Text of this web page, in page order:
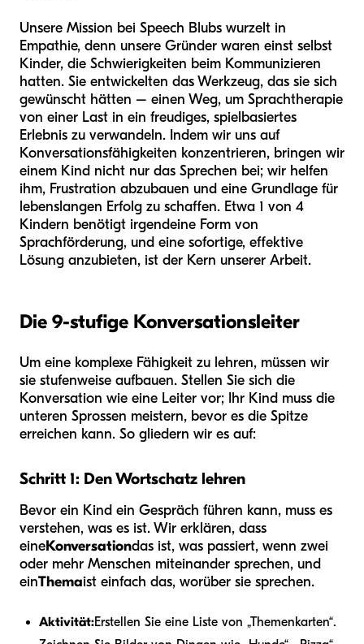
Unsere Mission bei Speech Blubs wurzelt in
Empathie, denn unsere Gründer waren einst selbst
Kinder, die Schwierigkeiten beim Kommunizieren
hatten. Sie entwickelten das Werkzeug, das sie sich
gewünscht hätten – einen Weg, um Sprachtherapie
von einer Last in ein freudiges, spielbasiertes
Erlebnis zu verwandeln. Indem wir uns auf
Konversationsfähigkeiten konzentrieren, bringen wir
einem Kind nicht nur das Sprechen bei; wir helfen
ihm, Frustration abzubauen und eine Grundlage für
lebenslangen Erfolg zu schaffen. Etwa 1 von 4
Kindern benötigt irgendeine Form von
Sprachförderung, und eine sofortige, effektive
Lösung anzubieten, ist der Kern unserer Arbeit.
Die 9-stufige Konversationsleiter
Um eine komplexe Fähigkeit zu lehren, müssen wir
sie stufenweise aufbauen. Stellen Sie sich die
Konversation wie eine Leiter vor; Ihr Kind muss die
unteren Sprossen meistern, bevor es die Spitze
erreichen kann. So gliedern wir es auf:
Schritt 1: Den Wortschatz lehren
Bevor ein Kind ein Gespräch führen kann, muss es
verstehen, was es ist. Wir erklären, dass
eineKonversationdas ist, was passiert, wenn zwei
oder mehr Menschen miteinander sprechen, und
einThemaist einfach das, worüber sie sprechen.
Aktivität:Erstellen Sie eine Liste von „Themenkarten“.